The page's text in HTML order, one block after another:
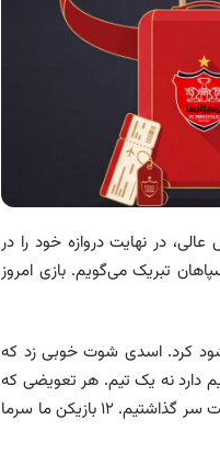
در نهایت دروازه خود را در
تبریک می‌گویم. بازی امروز
شود کرد. اسدی شوت خوبی زد که
بکنم. من بابت این گل از هواداران عذرخواهی می‌کنم. سپاهان، ۳ تا تیم دارد نه یک تیم. هر تعویضی که
سپاهان می کرد من شرمنده می شدم. ما بازیکنان مصدوم داریم. هفته سختی را پشت سر گذاشتیم. ۱۲ بازیکن ما سرما